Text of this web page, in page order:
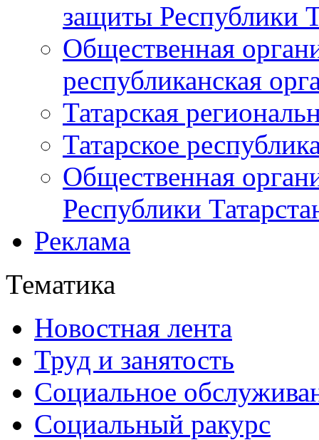
защиты Республики
Общественная
республиканская
Татарская
Татарское
Общественная
Республики
Реклама
Тематика
Новостная лента
Труд и занятость
Социальное
Социальный ракурс